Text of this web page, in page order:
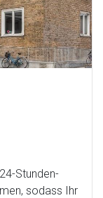
Stunden-
sodass Ihr